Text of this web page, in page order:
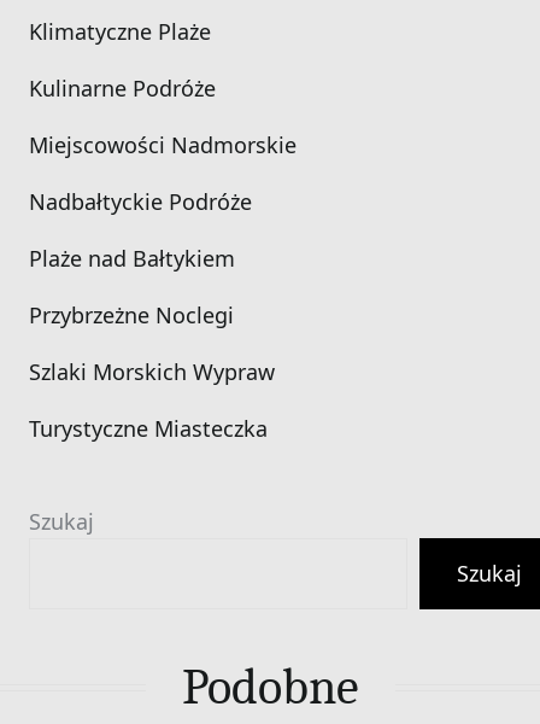
Klimatyczne Plaże
Kulinarne Podróże
Miejscowości Nadmorskie
Nadbałtyckie Podróże
Plaże nad Bałtykiem
Przybrzeżne Noclegi
Szlaki Morskich Wypraw
Turystyczne Miasteczka
Szukaj
Szukaj
Podobne